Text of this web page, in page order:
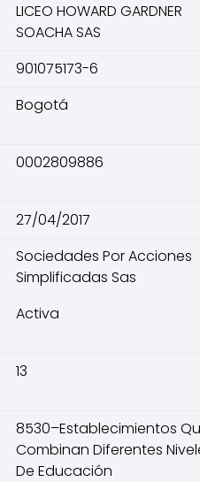
LICEO HOWARD GARDNER
SOACHA SAS
901075173-6
Bogotá
0002809886
27/04/2017
Sociedades Por Acciones
Simplificadas Sas
Activa
13
8530–Establecimientos
Combinan Diferentes
De Educación